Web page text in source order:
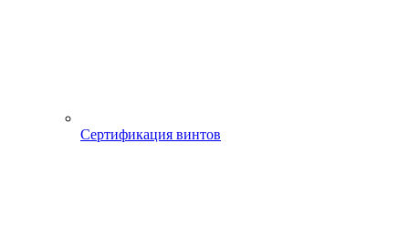
Сертификация винтов